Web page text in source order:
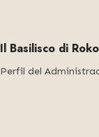
Il Basilisco di
Perfil del